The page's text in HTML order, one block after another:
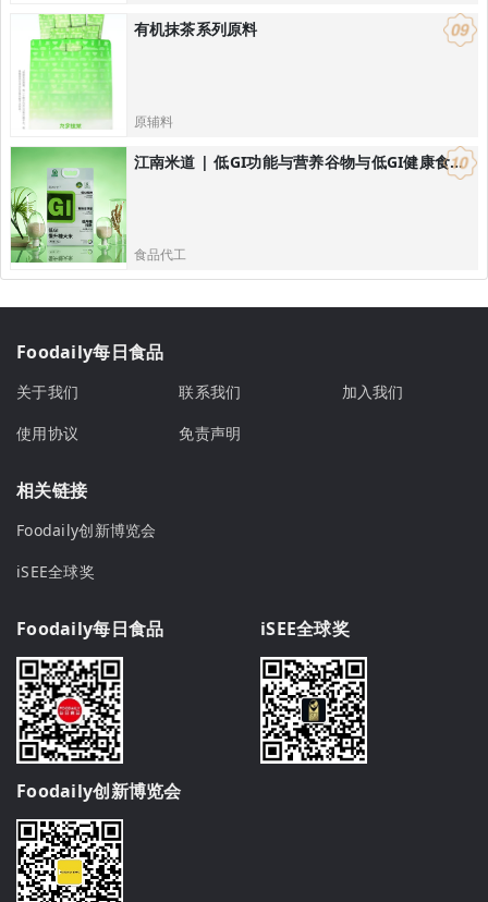
有机抹茶系列原料
原辅料
江南米道 | 低GI功能与营养谷物与低GI健康食品研发，低GI健康主食解决方案
食品代工
Foodaily每日食品
关于我们 联系我们
加入我们
使用协议
免责声明
相关链接
Foodaily创新博览会
iSEE全球奖
Foodaily每日食品 iSEE全球奖
Foodaily创新博览会